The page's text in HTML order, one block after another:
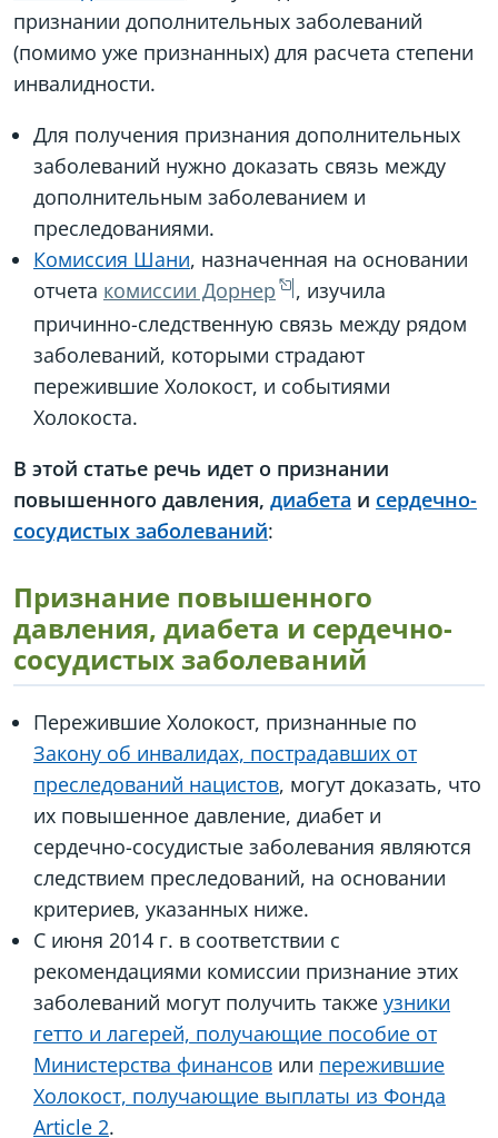
признании дополнительных заболеваний
(помимо уже признанных) для расчета степени
инвалидности.
Для получения признания дополнительных
заболеваний нужно доказать связь между
дополнительным заболеванием и
преследованиями.
Комиссия Шани, назначенная на основании
отчета комиссии Дорнер
, изучила
причинно-следственную связь между рядом
заболеваний, которыми страдают
пережившие Холокост, и событиями
Холокоста.
В этой статье речь идет о признании
повышенного давления, диабета и сердечно-
сосудистых заболеваний:
Признание повышенного
давления, диабета и сердечно-
сосудистых заболеваний
Пережившие Холокост, признанные по
Закону об инвалидах, пострадавших от
преследований нацистов, могут доказать, что
их повышенное давление, диабет и
сердечно-сосудистые заболевания являются
следствием преследований, на основании
критериев, указанных ниже.
С июня 2014 г. в соответствии с
рекомендациями комиссии признание этих
заболеваний могут получить также узники
гетто и лагерей, получающие пособие от
Министерства финансов или пережившие
Холокост, получающие выплаты из Фонда
Article 2.